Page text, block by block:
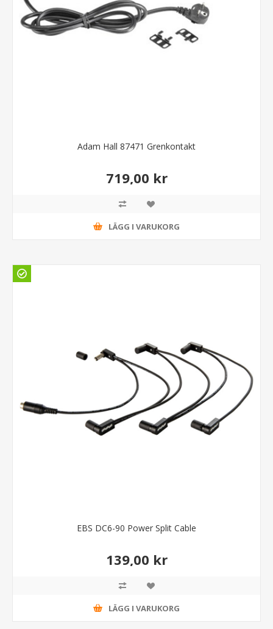
Adam Hall 87471 Grenkontakt
719,00 kr
LÄGG I VARUKORG
EBS DC6-90 Power Split Cable
139,00 kr
LÄGG I VARUKORG